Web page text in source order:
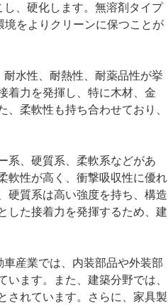
、硬化します。無溶剤タイプ
をよりクリーンに保つことが
水性、耐熱性、耐薬品性が挙
着力を発揮し、特に木材、金
柔軟性も持ち合わせており、
系、硬質系、柔軟系などがあ
軟性が高く、衝撃吸収性に優れ
硬質系は高い強度を持ち、構造
した接着力を発揮するため、建
産業では、内装部品や外装部
ます。また、建築分野では、
されています。さらに、家具製